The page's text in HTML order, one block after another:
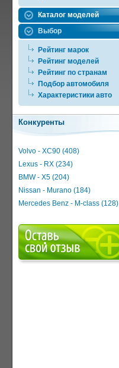
Каталог моделей
Выбор
Рейтинг марок
Рейтинг моделей
Рейтинг по странам
Подбор автомобиля
Характеристики авто
Конкуренты
Volvo - XC90 (408)
Lexus - RX (234)
BMW - X5 (204)
Nissan - Murano (184)
Mercedes Benz - M-class (128)